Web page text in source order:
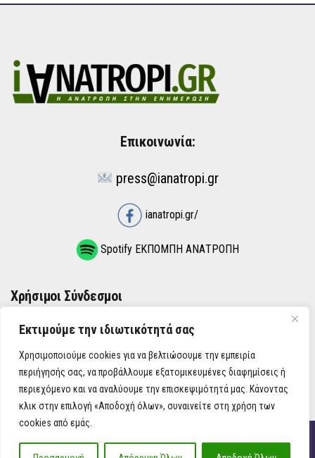
Εκτιμούμε την ιδιωτικότητά σας
Χρησιμοποιούμε cookies για να βελτιώσουμε την εμπειρία
περιήγησής σας, να προβάλλουμε εξατομικευμένες διαφημίσεις ή
περιεχόμενο και να αναλύουμε την επισκεψιμότητά μας. Κάνοντας
κλικ στην επιλογή «Αποδοχή όλων», συναινείτε στη χρήση των
cookies από εμάς.
Επικοινωνία:
press@ianatropi.gr
ianatropi.gr/
Spotify ΕΚΠΟΜΠΗ ΑΝΑΤΡΟΠΗ
Χρήσιμοι Σύνδεσμοι
ΌΡΟΙ ΧΡΉΣΗΣ
ΠΟΛΙΤΙΚΉ ΑΠΟΡΡΉΤΟΥ
iAnatropi ©